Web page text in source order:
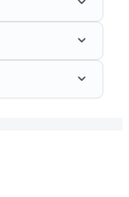
keyboard_arrow_down
keyboard_arrow_down